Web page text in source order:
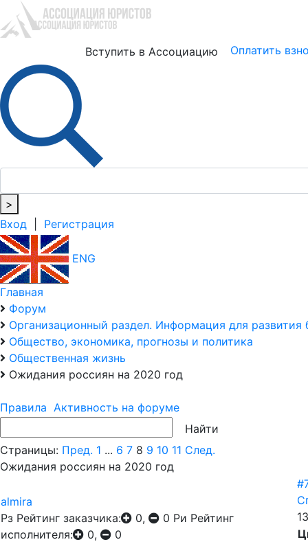
Вступить в Ассоциацию Оплатить
>
Вход
Регистрация
ENG
Главная
Форум
Организационный раздел. Информация для развития
Общество, экономика, прогнозы и политика
Общественная жизнь
Ожидания россиян на 2020 год
Правила Активность на форуме
Страницы: Пред. 1 ... 6 7 8 9 10 11 След.
Ожидания россиян на 2020 год
almira
Рз Рейтинг заказчика: 0, 0 Ри Рейтинг
исполнителя:
0, 0